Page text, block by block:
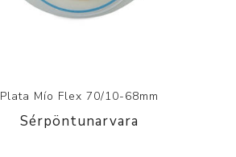
Plata Mío Flex 70/10-68mm
Sérpöntunarvara